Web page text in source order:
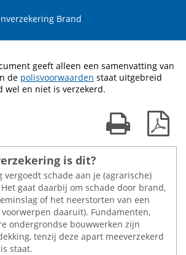
Brand
geeft alleen een samenvatting van
de polisvoorwaarden staat uitgebreid
wel en niet is verzekerd.
Print kaart
is dit?
vergoedt schade aan je (agrarische)
gaat daarbij om schade door brand,
of het neerstorten van een
daaruit). Fundamenten,
ondergrondse bouwwerken zijn
tenzij deze apart meeverzekerd
staat.